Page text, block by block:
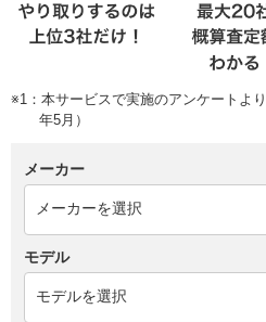
※1：本サービスで実施のアンケートよ
年5月）
メーカー
モデル